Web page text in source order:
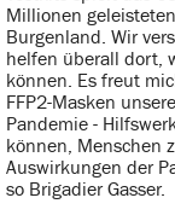
Millionen
Burgenland. Wir
helfen überall dort,
können. Es freut
FFP2-Masken
Pandemie -
können, Menschen
Auswirkungen der
so Brigadier Gasser.